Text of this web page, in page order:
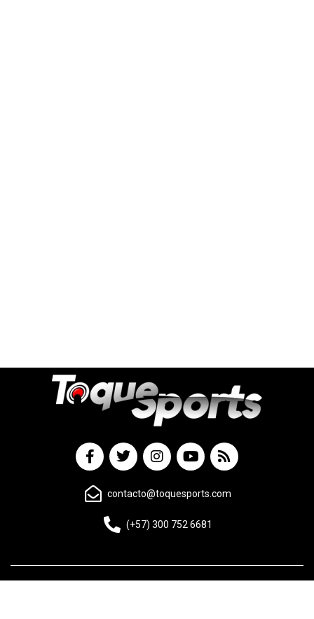
contacto@toquesports.com
(+57) 300 752 6681